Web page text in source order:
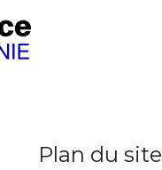
Plan du site